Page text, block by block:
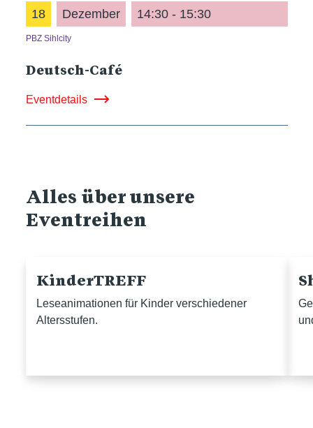
18 Dezember 14:30 - 15:30
PBZ Sihlcity
Deutsch-Café
Eventdetails
Alles über unsere
Eventreihen
KinderTREFF
Leseanimationen für Kinder verschiedener
Altersstufen.